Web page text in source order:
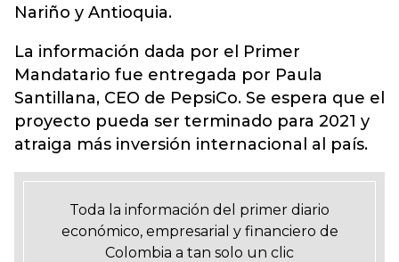
Nariño y Antioquia.
La información dada por el Primer
Mandatario fue entregada por Paula
Santillana, CEO de PepsiCo. Se espera que el
proyecto pueda ser terminado para 2021 y
atraiga más inversión internacional al país.
Toda la información del primer diario
económico, empresarial y financiero de
Colombia a tan solo un clic